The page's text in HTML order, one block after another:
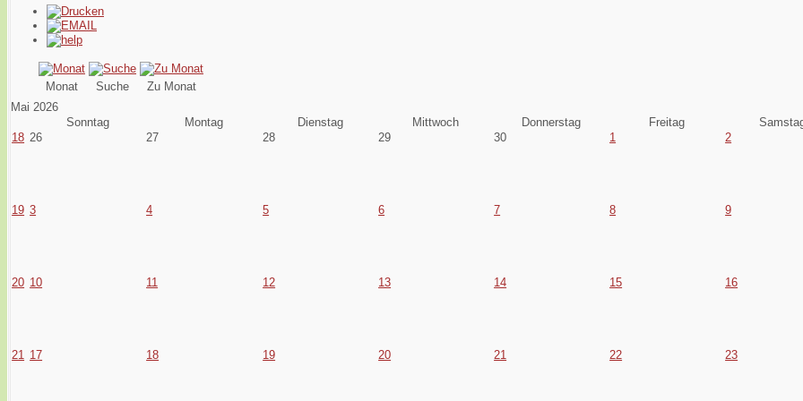
Monat Suche
Zu Monat
Mai 2026
Sonntag
Montag Dienstag Mittwoch Donnerstag Freitag
18 26 27 28 29 30 1 2
19 3 4 5 6 7 8 9
20 10 11 12 13 14 15 16
21 17 18 19 20 21 22 23